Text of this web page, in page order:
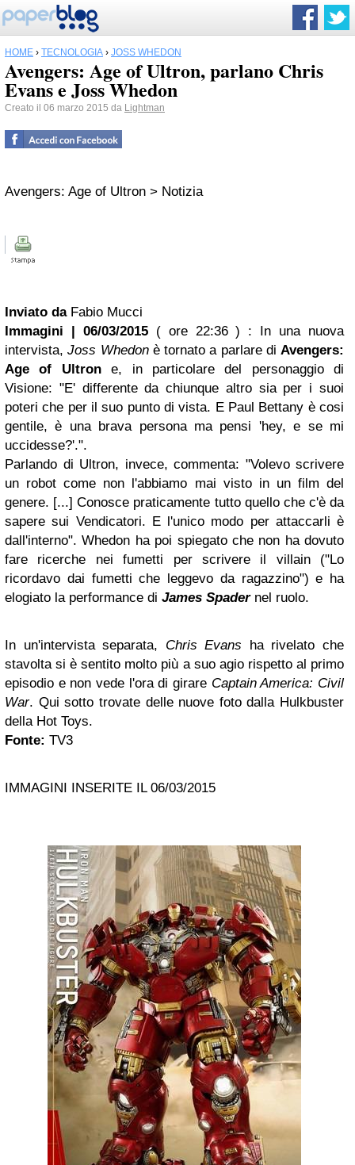
HOME › TECNOLOGIA › JOSS WHEDON
Avengers: Age of Ultron, parlano Chris
Evans e Joss Whedon
Creato il 06 marzo 2015 da Lightman
Avengers: Age of Ultron > Notizia
Inviato da Fabio Mucci
Immagini | 06/03/2015( ore 22:36 ) : In una nuova
intervista,Joss Whedonè tornato a parlare di Avengers:
Age of Ultrone, in particolare del personaggio di
Visione: "E' differente da chiunque altro sia per i suoi
poteri che per il suo punto di vista. E Paul Bettany è cosi
gentile, è una brava persona ma pensi 'hey, e se mi
uccidesse?'.".
Parlando di Ultron, invece, commenta: "Volevo scrivere
un robot come non l'abbiamo mai visto in un film del
genere. [...] Conosce praticamente tutto quello che c'è da
sapere sui Vendicatori. E l'unico modo per attaccarli è
dall'interno". Whedon ha poi spiegato che non ha dovuto
fare ricerche nei fumetti per scrivere il villain ("Lo
ricordavo dai fumetti che leggevo da ragazzino") e ha
elogiato la performance di James Spader nel ruolo.
In un'intervista separata, Chris Evans ha rivelato che
stavolta si è sentito molto più a suo agio rispetto al primo
episodio e non vede l'ora di girare Captain America: Civil
War. Qui sotto trovate delle nuove foto dalla Hulkbuster
della Hot Toys.
Fonte: TV3
IMMAGINI INSERITE IL 06/03/2015